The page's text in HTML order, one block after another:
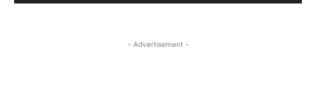
- Advertisement -